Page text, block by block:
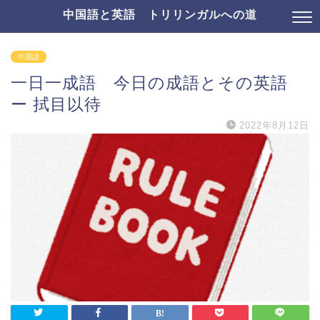
中国語と英語 トリリンガルへの道
中国語
一日一成語 今日の成語とその英語
ー 拭目以待
2022年8月12日